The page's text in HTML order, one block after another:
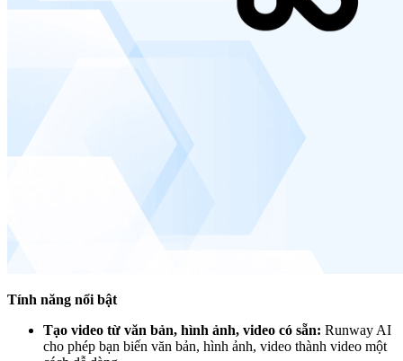
Tính năng nổi bật
Tạo video từ văn bản, hình ảnh, video có sẵn: Runway AI
cho phép bạn biến văn bản, hình ảnh, video thành video một